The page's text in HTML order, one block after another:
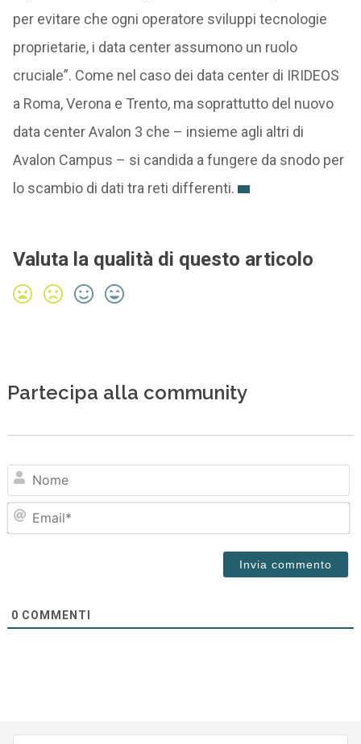
per evitare che ogni operatore sviluppi tecnologie
proprietarie, i data center assumono un ruolo
cruciale”. Come nel caso dei data center di IRIDEOS
a Roma, Verona e Trento, ma soprattutto del nuovo
data center Avalon 3 che – insieme agli altri di
Avalon Campus – si candida a fungere da snodo per
lo scambio di dati tra reti differenti.
Valuta la qualità di questo articolo
Partecipa alla community
0 COMMENTI